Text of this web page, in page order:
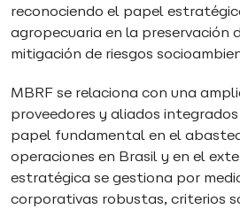
reconociendo el papel
agropecuaria en la preservación
mitigación de riesgos
MBRF se relaciona con una
proveedores y aliados
papel fundamental en el
operaciones en Brasil y en el
estratégica se gestiona por
corporativas robustas, criterios